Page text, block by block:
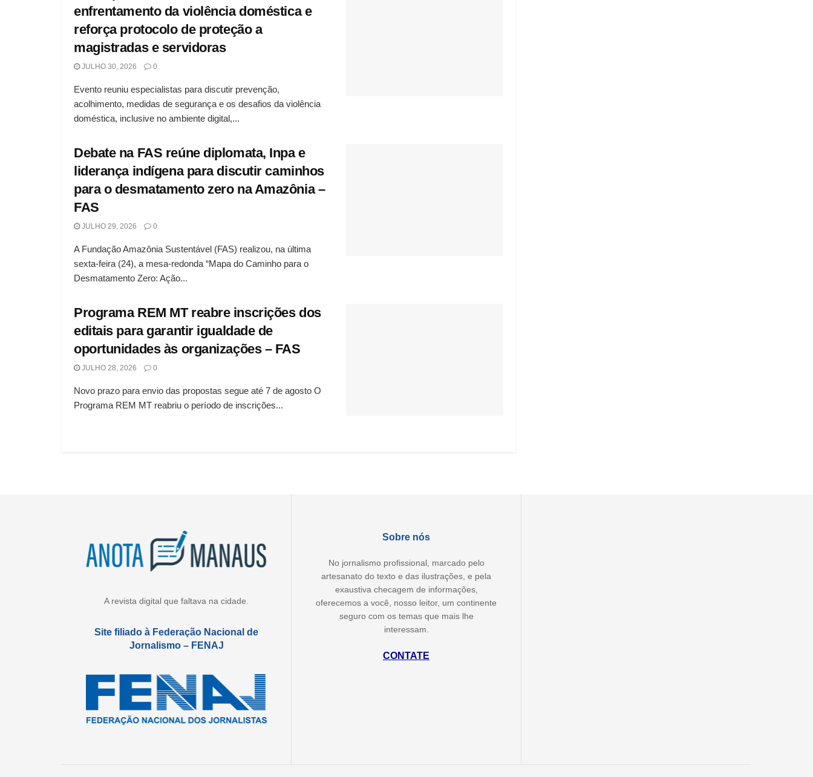
enfrentamento da violência doméstica e
reforça protocolo de proteção a
magistradas e servidoras
JULHO 30, 2026 0
Evento reuniu especialistas para discutir prevenção,
acolhimento, medidas de segurança e os desafios da violência
doméstica, inclusive no ambiente digital,...
Debate na FAS reúne diplomata, Inpa e
liderança indígena para discutir caminhos
para o desmatamento zero na Amazônia –
FAS
JULHO 29, 2026 0
A Fundação Amazônia Sustentável (FAS) realizou, na última
sexta-feira (24), a mesa-redonda “Mapa do Caminho para o
Desmatamento Zero: Ação...
Programa REM MT reabre inscrições dos
editais para garantir igualdade de
oportunidades às organizações – FAS
JULHO 28, 2026 0
Novo prazo para envio das propostas segue até 7 de agosto O
Programa REM MT reabriu o período de inscrições...
A revista digital que faltava na cidade.
Site filiado à Federação Nacional de
Jornalismo – FENAJ
Sobre nós
No jornalismo profissional, marcado pelo
artesanato do texto e das ilustrações, e pela
exaustiva checagem de informações,
oferecemos a você, nosso leitor, um continente
seguro com os temas que mais lhe
interessam.
CONTATE